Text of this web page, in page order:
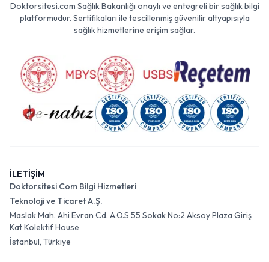
Doktorsitesi.com Sağlık Bakanlığı onaylı ve entegreli bir sağlık bilgi
platformudur. Sertifikaları ile tescillenmiş güvenilir altyapısıyla
sağlık hizmetlerine erişim sağlar.
İLETİŞİM
Doktorsitesi Com Bilgi Hizmetleri
Teknoloji ve Ticaret A.Ş.
Maslak Mah. Ahi Evran Cd. A.O.S 55 Sokak No:2 Aksoy Plaza Giriş
Kat Kolektif House
İstanbul, Türkiye